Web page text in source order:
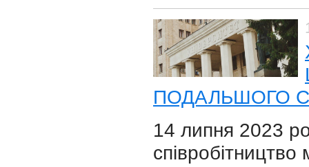
ПОДАЛЬШОГО
14 липня 2023